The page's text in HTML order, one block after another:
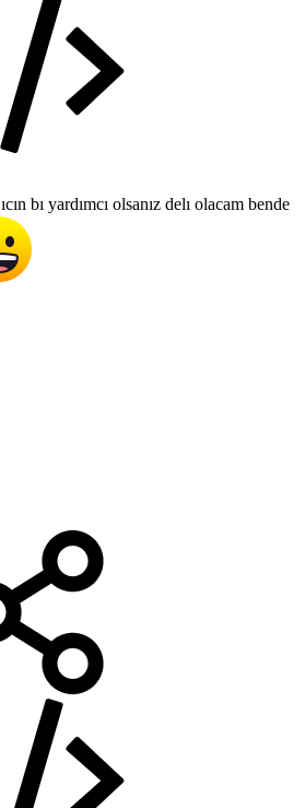
bı yardımcı olsanız delı olacam bende